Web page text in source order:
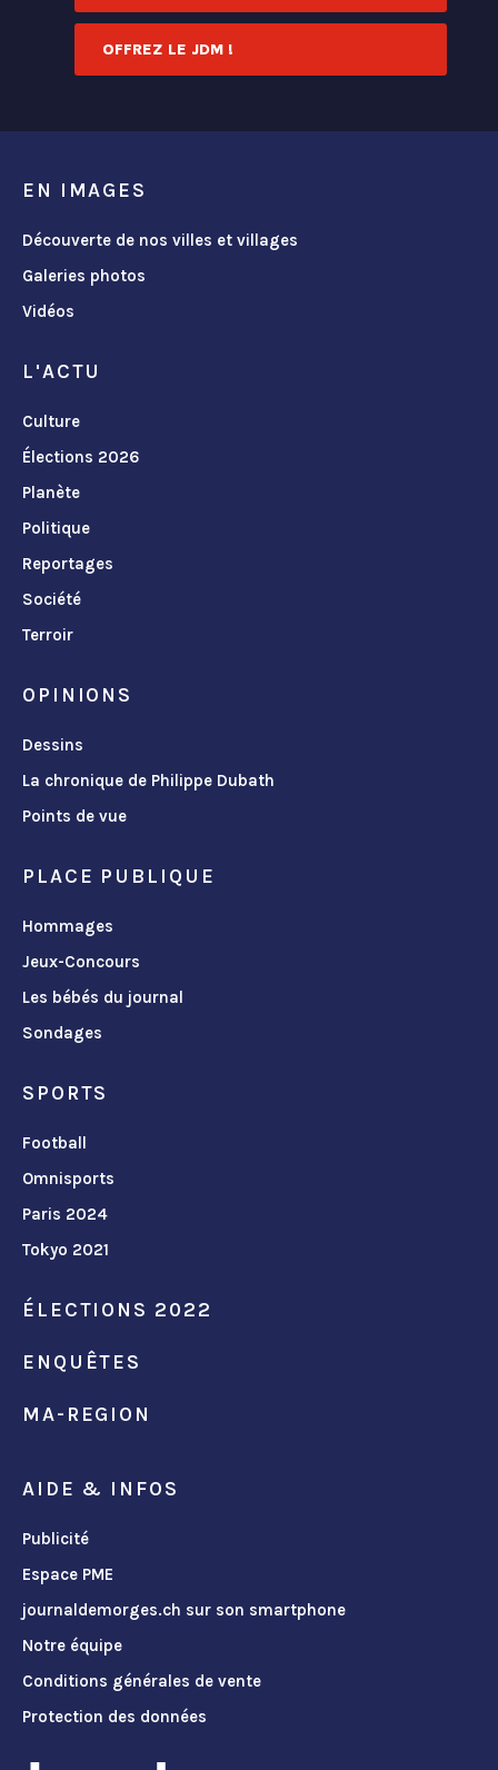
OFFREZ LE JDM !
EN IMAGES
Découverte de nos villes et villages
Galeries photos
Vidéos
L'ACTU
Culture
Élections 2026
Planète
Politique
Reportages
Société
Terroir
OPINIONS
Dessins
La chronique de Philippe Dubath
Points de vue
PLACE PUBLIQUE
Hommages
Jeux-Concours
Les bébés du journal
Sondages
SPORTS
Football
Omnisports
Paris 2024
Tokyo 2021
ÉLECTIONS 2022
ENQUÊTES
MA-REGION
AIDE & INFOS
Publicité
Espace PME
journaldemorges.ch sur son smartphone
Notre équipe
Conditions générales de vente
Protection des données